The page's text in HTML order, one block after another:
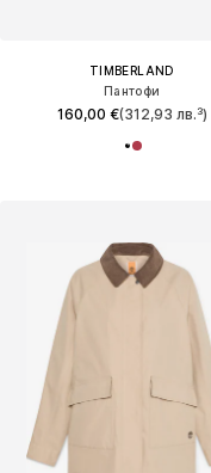
TIMBERLAND
Пантофи
160,00 €(312,93 лв.³)